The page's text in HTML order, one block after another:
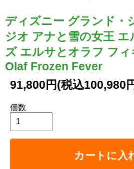
ディズニー グランド・
ジオ アナと雪の女王 エ
ズ エルサとオラフ フ
Olaf Frozen Fever
91,800円(税込100,980
個数
カートに入